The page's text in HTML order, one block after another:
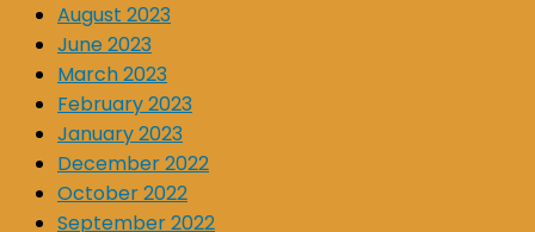
August 2023
June 2023
March 2023
February 2023
January 2023
December 2022
October 2022
September 2022